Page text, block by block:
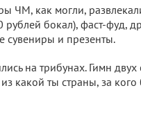
ЧМ, как могли,
бокал), фаст-фуд,
сувениры и презенты.
на трибунах. Гимн
какой ты страны, за